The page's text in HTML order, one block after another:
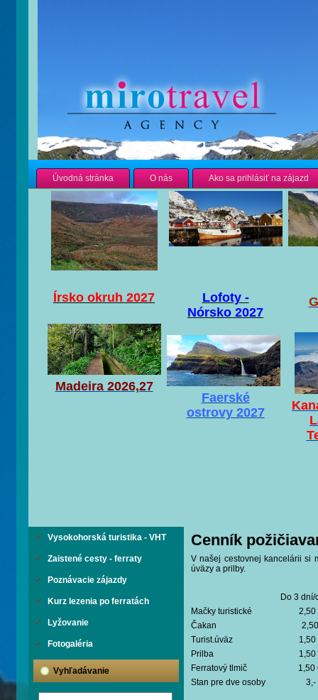
Úvodná stránka O nás Ako sa prihlásiť na zájazd
Írsko okruh 2027
Madeira 2026,27
Lofoty -
Nórsko 2027
Faerské
ostrovy 2027
Vysokohorská turistika - VHT
Zaistené cesty - ferraty
Poznávacie zájazdy
Kurz lezenia po ferratách
Lyžovanie
Fotogaléria
Vyhľadávanie
Cenník
V našej cestovnej kancelárii si
úväzy a prilby.
Do 3 dní/cena
Mačky
Čakan
Prilba
Ferratový
Stan pre dve